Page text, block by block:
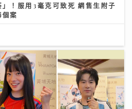
！服用3毫克可致死 網售生附子
案